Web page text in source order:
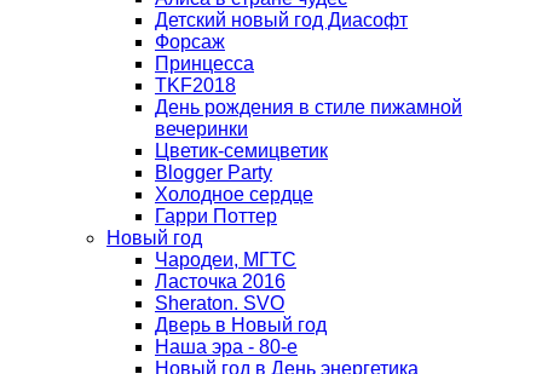
Детский новый год Диасофт
Форсаж
Принцесса
TKF2018
День рождения в стиле пижамной
вечеринки
Цветик-семицветик
Blogger Party
Холодное сердце
Гарри Поттер
Новый год
Чародеи, МГТС
Ласточка 2016
Sheraton. SVO
Дверь в Новый год
Наша эра - 80-е
Новый год в День энергетика